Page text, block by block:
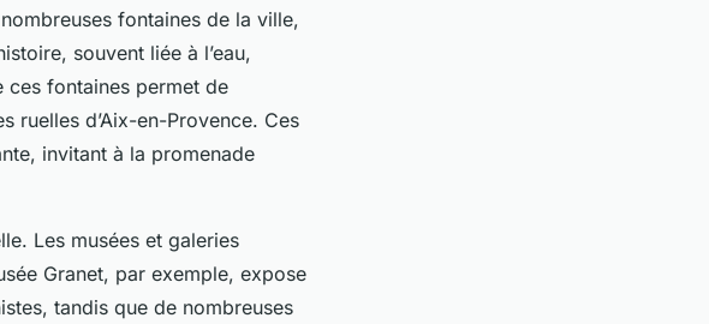
fontaines de la ville,
souvent liée à l’eau,
ces fontaines permet de
ruelles d’Aix-en-Provence. Ces
invitant à la promenade
Les musées et galeries
Granet, par exemple, expose
tandis que de nombreuses